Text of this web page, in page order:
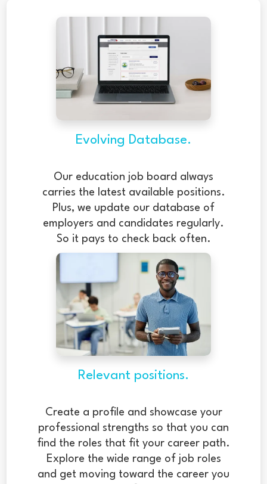
Evolving Database.
Our education job board always
carries the latest available positions.
Plus, we update our database of
employers and candidates regularly.
So it pays to check back often.
Relevant positions.
Create a profile and showcase your
professional strengths so that you can
find the roles that fit your career path.
Explore the wide range of job roles
and get moving toward the career you